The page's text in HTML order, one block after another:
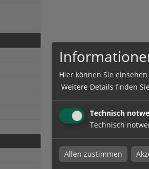
Hier können Sie
Weitere Details finden
Technisch
Technisch
Allen zustimmen